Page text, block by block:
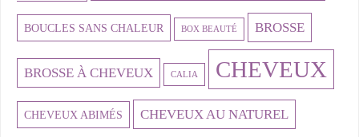
BOUCLES SANS CHALEUR BOX BEAUTÉ BROSSE
BROSSE À CHEVEUX CALIA CHEVEUX
CHEVEUX ABIMÉS CHEVEUX AU NATUREL